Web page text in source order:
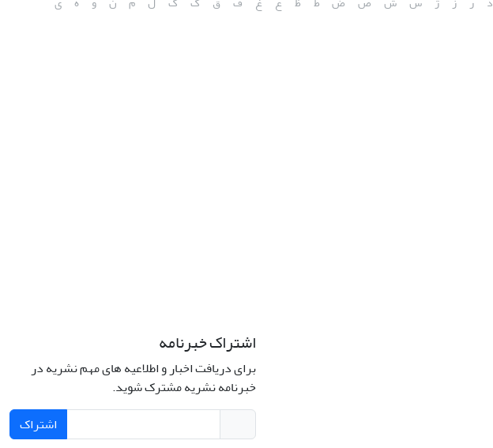
اشتراک خبرنامه
برای دریافت اخبار و اطلاعیه های مهم نشریه در
خبرنامه نشریه مشترک شوید.
اشتراک